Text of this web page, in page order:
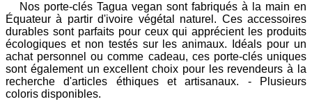
Nos porte-clés Tagua vegan sont fabriqués à la main en
Équateur à partir d'ivoire végétal naturel. Ces accessoires
durables sont parfaits pour ceux qui apprécient les produits
écologiques et non testés sur les animaux. Idéals pour un
achat personnel ou comme cadeau, ces porte-clés uniques
sont également un excellent choix pour les revendeurs à la
recherche d'articles éthiques et artisanaux. - Plusieurs
coloris disponibles.